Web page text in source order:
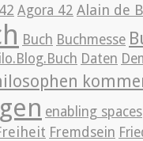
Agora 42 Alain de
Buch Buchmesse
Daten
enabling spaces
Fremdsein